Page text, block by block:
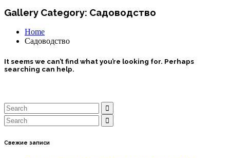
Gallery Category: Садоводство
Home
Садоводство
It seems we can’t find what you’re looking for. Perhaps
searching can help.
Свежие записи